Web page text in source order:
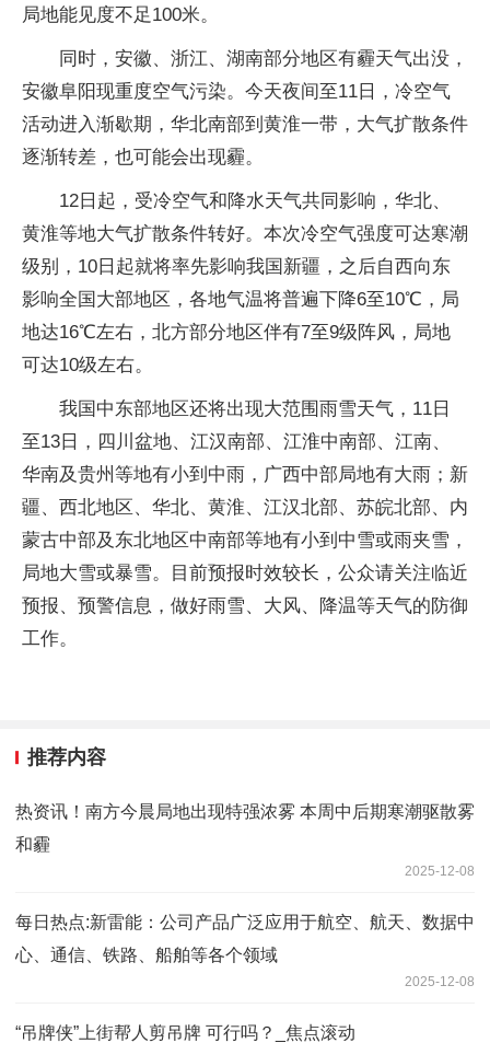
局地能见度不足100米。
同时，安徽、浙江、湖南部分地区有霾天气出没，
安徽阜阳现重度空气污染。今天夜间至11日，冷空气
活动进入渐歇期，华北南部到黄淮一带，大气扩散条件
逐渐转差，也可能会出现霾。
12日起，受冷空气和降水天气共同影响，华北、
黄淮等地大气扩散条件转好。本次冷空气强度可达寒潮
级别，10日起就将率先影响我国新疆，之后自西向东
影响全国大部地区，各地气温将普遍下降6至10℃，局
地达16℃左右，北方部分地区伴有7至9级阵风，局地
可达10级左右。
我国中东部地区还将出现大范围雨雪天气，11日
至13日，四川盆地、江汉南部、江淮中南部、江南、
华南及贵州等地有小到中雨，广西中部局地有大雨；新
疆、西北地区、华北、黄淮、江汉北部、苏皖北部、内
蒙古中部及东北地区中南部等地有小到中雪或雨夹雪，
局地大雪或暴雪。目前预报时效较长，公众请关注临近
预报、预警信息，做好雨雪、大风、降温等天气的防御
工作。
推荐内容
热资讯！南方今晨局地出现特强浓雾 本周中后期寒潮驱散雾
和霾
2025-12-08
每日热点:新雷能：公司产品广泛应用于航空、航天、数据中
心、通信、铁路、船舶等各个领域
2025-12-08
“吊牌侠”上街帮人剪吊牌 可行吗？_焦点滚动